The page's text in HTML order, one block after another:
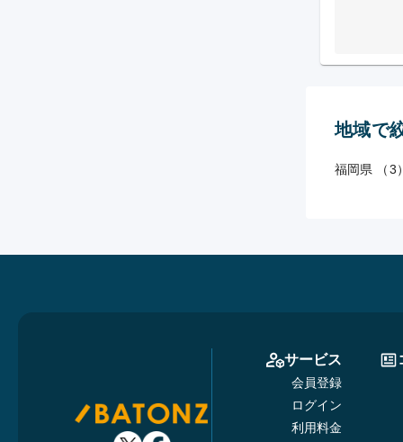
地域で
福岡県 （3
サービス
会員登録
ログイン
利用料金